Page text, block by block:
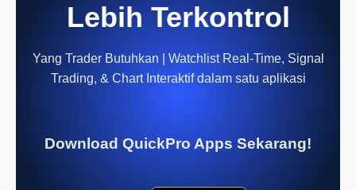
Lebih Terkontrol
Yang Trader Butuhkan | Watchlist Real-Time, Signal
Trading, & Chart Interaktif dalam satu aplikasi
Download QuickPro Apps Sekarang!